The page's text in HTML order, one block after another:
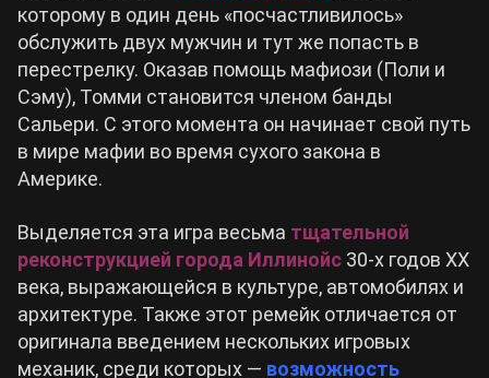
которому в один день «посчастливилось»
обслужить двух мужчин и тут же попасть в
перестрелку. Оказав помощь мафиози (Поли и
Сэму), Томми становится членом банды
Сальери. С этого момента он начинает свой путь
в мире мафии во время сухого закона в
Америке.
Выделяется эта игра весьма тщательной
реконструкцией города Иллинойс 30-х годов XX
века, выражающейся в культуре, автомобилях и
архитектуре. Также этот ремейк отличается от
оригинала введением нескольких игровых
механик, среди которых — возможность